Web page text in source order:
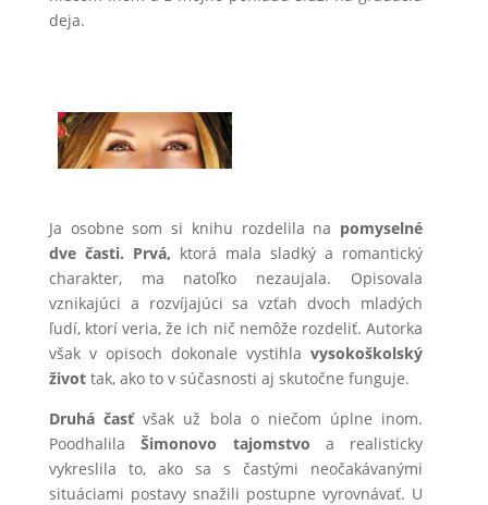
deja.
Ja osobne som si knihu rozdelila na pomyselné
dve časti. Prvá, ktorá mala sladký a romantický
charakter, ma natoľko nezaujala. Opisovala
vznikajúci a rozvíjajúci sa vzťah dvoch mladých
ľudí, ktorí veria, že ich nič nemôže rozdeliť. Autorka
však v opisoch dokonale vystihlavysokoškolský
živottak, ako to v súčasnosti aj skutočne funguje.
Druhá časťvšak už bola o niečom úplne inom.
PoodhalilaŠimonovo tajomstvo a realisticky
vykreslila to, ako sa s častými neočakávanými
situáciami postavy snažili postupne vyrovnávať. U